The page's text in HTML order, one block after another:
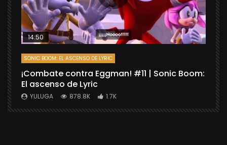
14:50
SONIC BOOM: EL ASCENSO DE LYRIC
¡Combate contra Eggman! #11 | Sonic Boom:
El ascenso de Lyric
YULUGA 878.8K 1.7K